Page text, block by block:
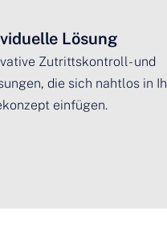
Lösung
Zutrittskontroll- und
die sich nahtlos in
einfügen.